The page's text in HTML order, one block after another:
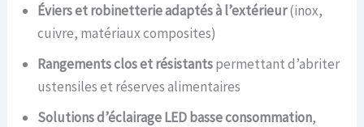
Éviers et robinetterie adaptés à l’extérieur(inox,
cuivre, matériaux composites)
Rangements clos et résistantspermettant d’abriter
ustensiles et réserves alimentaires
Solutions d’éclairage LED basse consommation,